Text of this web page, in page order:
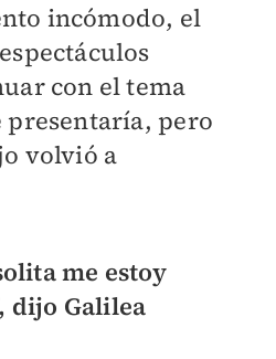
incómodo, el
con el tema
presentaría, pero
volvió a
me estoy
dijo Galilea